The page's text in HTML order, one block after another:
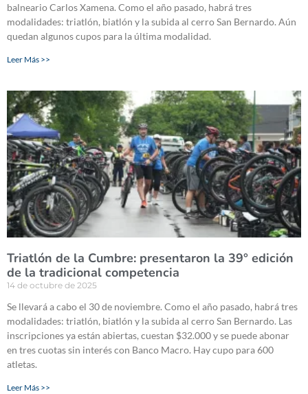
balneario Carlos Xamena. Como el año pasado, habrá tres
modalidades: triatlón, biatlón y la subida al cerro San Bernardo. Aún
quedan algunos cupos para la última modalidad.
Leer Más >>
Triatlón de la Cumbre: presentaron la 39° edición
de la tradicional competencia
14 de octubre de 2025
Se llevará a cabo el 30 de noviembre. Como el año pasado, habrá tres
modalidades: triatlón, biatlón y la subida al cerro San Bernardo. Las
inscripciones ya están abiertas, cuestan $32.000 y se puede abonar
en tres cuotas sin interés con Banco Macro. Hay cupo para 600
atletas.
Leer Más >>